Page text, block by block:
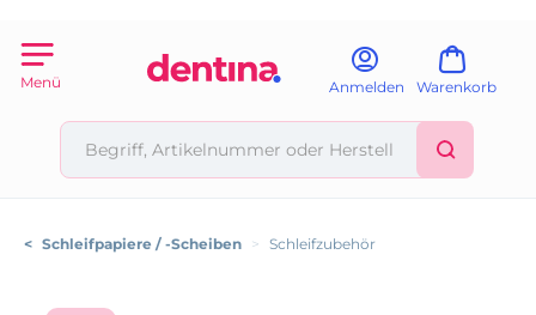
Menü Anmelden Warenkorb
< Schleifpapiere / -Scheiben > Schleifzubehör